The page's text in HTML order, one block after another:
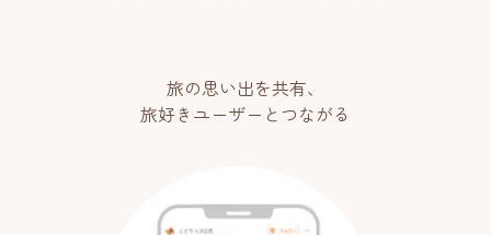
旅の思い出を共有、
旅好きユーザーとつながる